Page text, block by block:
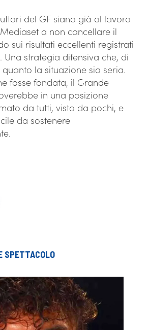
del GF siano già al lavoro
a non cancellare il
sui risultati eccellenti registrati
Una strategia difensiva che, di
la situazione sia seria.
fosse fondata, il Grande
in una posizione
da tutti, visto da pochi, e
da sostenere
SPETTACOLO